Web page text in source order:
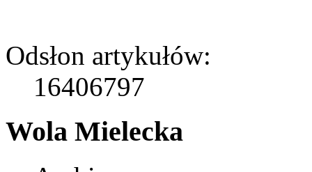
Odsłon artykułów:
16406797
Wola Mielecka